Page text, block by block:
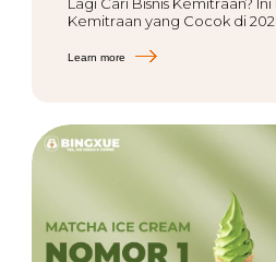
Lagi Cari Bisnis Kemitraan?
Kemitraan yang Cocok di
Learn more